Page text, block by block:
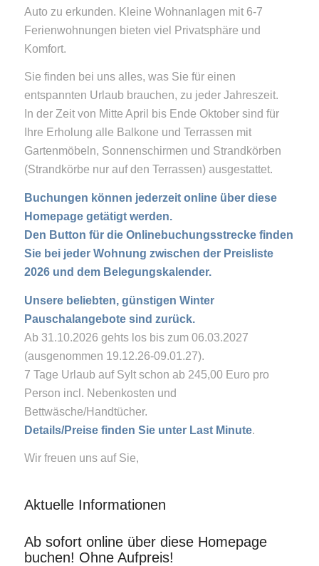
Auto zu erkunden. Kleine Wohnanlagen mit 6-7
Ferienwohnungen bieten viel Privatsphäre und
Komfort.
Sie finden bei uns alles, was Sie für einen
entspannten Urlaub brauchen, zu jeder Jahreszeit.
In der Zeit von Mitte April bis Ende Oktober sind für
Ihre Erholung alle Balkone und Terrassen mit
Gartenmöbeln, Sonnenschirmen und Strandkörben
(Strandkörbe nur auf den Terrassen) ausgestattet.
Buchungen können jederzeit online über diese
Homepage getätigt werden.
Den Button für die Onlinebuchungsstrecke finden
Sie bei jeder Wohnung zwischen der Preisliste
2026 und dem Belegungskalender.
Unsere beliebten, günstigen Winter
Pauschalangebote sind zurück.
Ab 31.10.2026 gehts los bis zum 06.03.2027
(ausgenommen 19.12.26-09.01.27).
7 Tage Urlaub auf Sylt schon ab 245,00 Euro pro
Person incl. Nebenkosten und
Bettwäsche/Handtücher.
Details/Preise finden Sie unter Last Minute.
Wir freuen uns auf Sie,
Aktuelle Informationen
Ab sofort online über diese Homepage
buchen! Ohne Aufpreis!